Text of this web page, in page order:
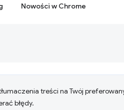
Nowości w Chrome
treści na Twój
błędy.